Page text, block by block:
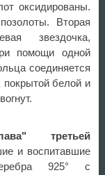
оксидированы.
Вторая
звездочка,
помощи одной
соединяется
покрытой белой и
третьей
и воспитавшие
925° с